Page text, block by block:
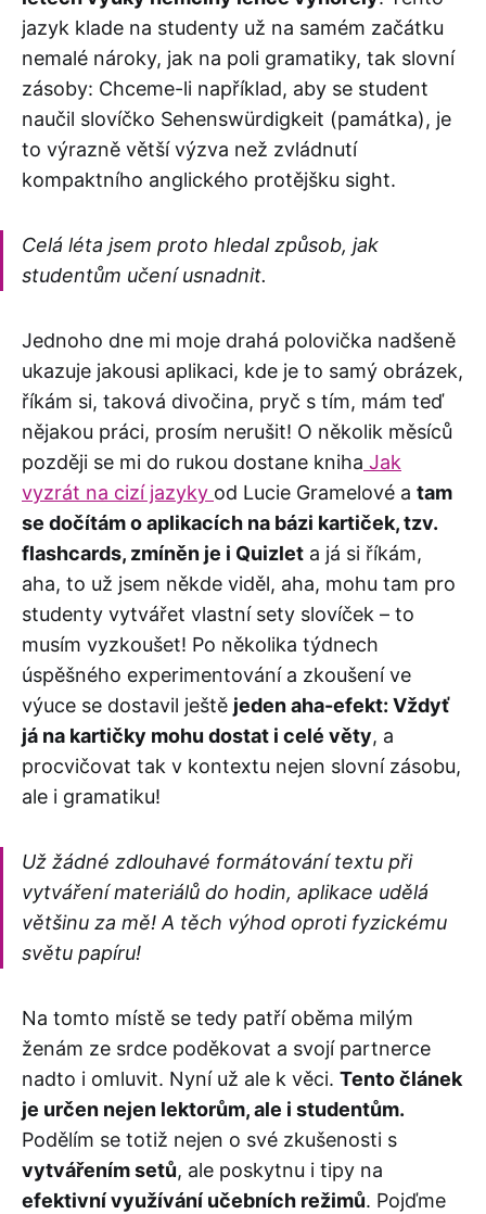
jazyk klade na studenty už na samém začátku
nemalé nároky, jak na poli gramatiky, tak slovní
zásoby: Chceme-li například, aby se student
naučil slovíčko Sehenswürdigkeit (památka), je
to výrazně větší výzva než zvládnutí
kompaktního anglického protějšku sight.
Celá léta jsem proto hledal způsob, jak
studentům učení usnadnit.
Jednoho dne mi moje drahá polovička nadšeně
ukazuje jakousi aplikaci, kde je to samý obrázek,
říkám si, taková divočina, pryč s tím, mám teď
nějakou práci, prosím nerušit! O několik měsíců
později se mi do rukou dostane kniha Jak
vyzrát na cizí jazyky od Lucie Gramelové a tam
se dočítám o aplikacích na bázi kartiček, tzv.
flashcards, zmíněn je i Quizlet a já si říkám,
aha, to už jsem někde viděl, aha, mohu tam pro
studenty vytvářet vlastní sety slovíček – to
musím vyzkoušet! Po několika týdnech
úspěšného experimentování a zkoušení ve
výuce se dostavil ještě jeden aha-efekt: Vždyť
já na kartičky mohu dostat i celé věty, a
procvičovat tak v kontextu nejen slovní zásobu,
ale i gramatiku!
Už žádné zdlouhavé formátování textu při
vytváření materiálů do hodin, aplikace udělá
většinu za mě! A těch výhod oproti fyzickému
světu papíru!
Na tomto místě se tedy patří oběma milým
ženám ze srdce poděkovat a svojí partnerce
nadto i omluvit. Nyní už ale k věci. Tento článek
je určen nejen lektorům, ale i studentům.
Podělím se totiž nejen o své zkušenosti s
vytvářením setů, ale poskytnu i tipy na
efektivní využívání učebních režimů. Pojďme